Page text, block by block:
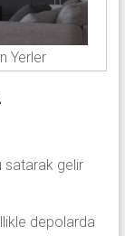
Yerler
satarak gelir
depolarda